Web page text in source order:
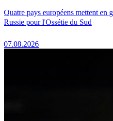
Quatre pays européens mettent en
Russie pour l'Ossétie du Sud
07.08.2026